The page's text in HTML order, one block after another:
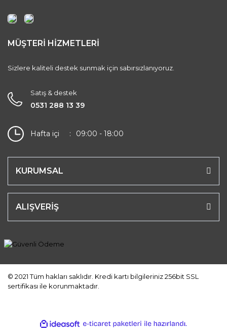
MÜŞTERİ HİZMETLERİ
Sizlere kaliteli destek sunmak için sabırsızlanıyoruz.
Satış & destek
0531 288 13 39
Hafta içi 09:00 - 18:00
KURUMSAL
ALIŞVERİŞ
© 2021 Tüm hakları saklıdır. Kredi kartı bilgileriniz 256bit SSL
sertifikası ile korunmaktadır.
ideasoft e-